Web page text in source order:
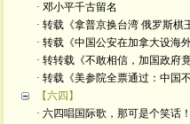
· 邓小平千古留名
· 转载《拿普京换台湾 俄罗斯棋
· 转载《中国公安在加拿大设海
· 转转载《不敢相信，加国政府
· 转载《美参院全票通过：中国
【六四】
· 六四唱国际歌，那可是个笑话！